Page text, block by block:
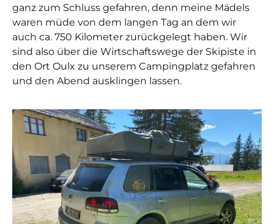
ganz zum Schluss gefahren, denn meine Mädels
waren müde von dem langen Tag an dem wir
auch ca. 750 Kilometer zurückgelegt haben. Wir
sind also über die Wirtschaftswege der Skipiste in
den Ort Oulx zu unserem Campingplatz gefahren
und den Abend ausklingen lassen.